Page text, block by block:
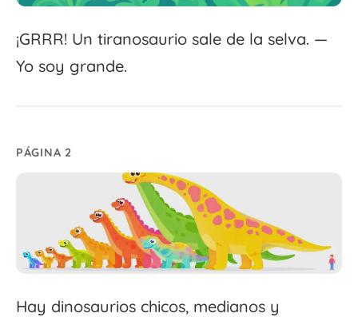
¡GRRR! Un tiranosaurio sale de la selva. —
Yo soy grande.
PÁGINA 2
Hay dinosaurios chicos, medianos y